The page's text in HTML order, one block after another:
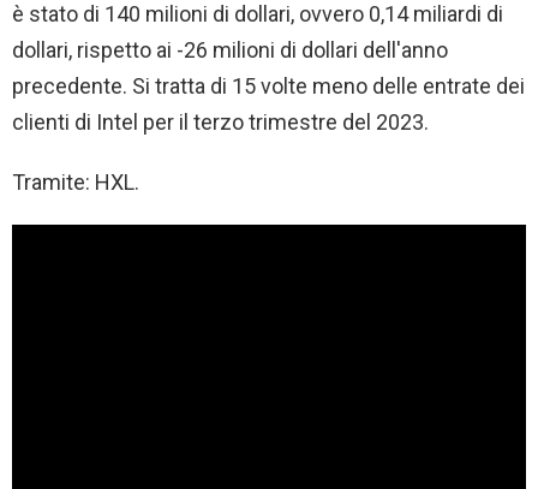
è stato di 140 milioni di dollari, ovvero 0,14 miliardi di
dollari, rispetto ai -26 milioni di dollari dell'anno
precedente. Si tratta di 15 volte meno delle entrate dei
clienti di Intel per il terzo trimestre del 2023.
Tramite: HXL.